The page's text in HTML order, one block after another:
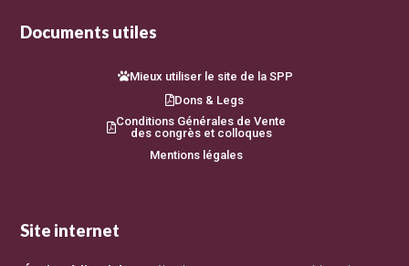
Documents utiles
Mieux utiliser le site de la SPP
Dons & Legs
Conditions Générales de Vente
des congrès et colloques
Mentions légales
Site internet